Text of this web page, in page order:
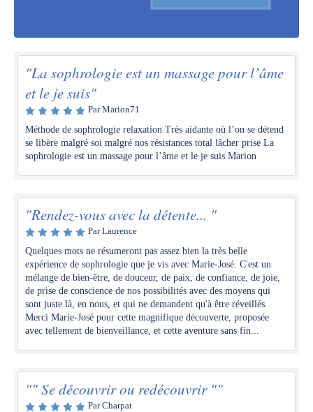
"La sophrologie est un massage pour l’âme
et le je suis"
Par Marion71
Méthode de sophrologie relaxation Très aidante où l’on se détend
se libère malgré soi malgré nos résistances total lâcher prise La
sophrologie est un massage pour l’âme et le je suis Marion
"Rendez-vous avec la détente... "
Par Laurence
Quelques mots ne résumeront pas assez bien la très belle
expérience de sophrologie que je vis avec Marie-José. C'est un
mélange de bien-être, de douceur, de paix, de confiance, de joie,
de prise de conscience de nos possibilités avec des moyens qui
sont juste là, en nous, et qui ne demandent qu'à être réveillés.
Merci Marie-José pour cette magnifique découverte, proposée
avec tellement de bienveillance, et cette aventure sans fin...
"" Se découvrir ou redécouvrir ""
Par Charpat